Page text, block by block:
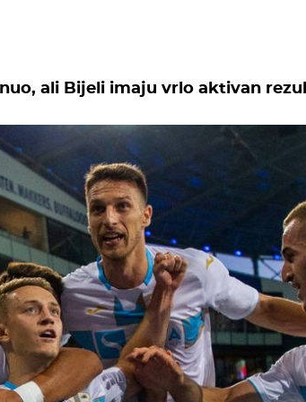
ali Bijeli imaju vrlo aktivan